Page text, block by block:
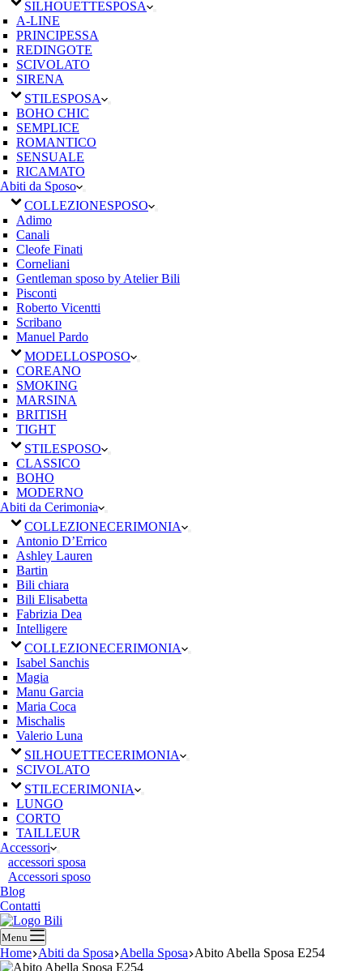
SILHOUETTESPOSA
A-LINE
PRINCIPESSA
REDINGOTE
SCIVOLATO
SIRENA
STILESPOSA
BOHO CHIC
SEMPLICE
ROMANTICO
SENSUALE
RICAMATO
Abiti da Sposo
COLLEZIONESPOSO
Adimo
Canali
Cleofe Finati
Corneliani
Gentleman sposo by Atelier Bili
Pisconti
Roberto Vicentti
Scribano
Manuel Pardo
MODELLOSPOSO
COREANO
SMOKING
MARSINA
BRITISH
TIGHT
STILESPOSO
CLASSICO
BOHO
MODERNO
Abiti da Cerimonia
COLLEZIONECERIMONIA
Antonio D’Errico
Ashley Lauren
Bartin
Bili chiara
Bili Elisabetta
Fabrizia Dea
Intelligere
COLLEZIONECERIMONIA
Isabel Sanchis
Magia
Manu Garcia
Maria Coca
Mischalis
Valerio Luna
SILHOUETTECERIMONIA
SCIVOLATO
STILECERIMONIA
LUNGO
CORTO
TAILLEUR
Accessori
accessori sposa
Accessori sposo
Blog
Contatti
Menu
Home Abiti da Sposa Abella Sposa Abito Abella Sposa E254